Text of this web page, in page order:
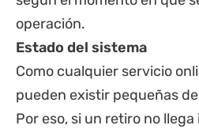
operación.
Estado del sistema
Como cualquier servicio
pueden existir pequeñas
Por eso, si un retiro no